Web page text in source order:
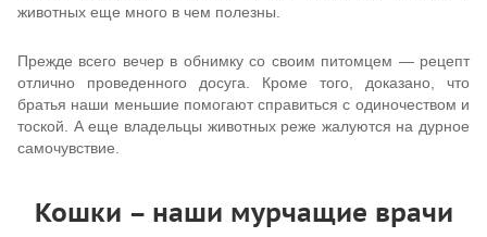
животных еще много в чем полезны.
Прежде всего вечер в обнимку со своим питомцем — рецепт
отлично проведенного досуга. Кроме того, доказано, что
братья наши меньшие помогают справиться с одиночеством и
тоской. А еще владельцы животных реже жалуются на дурное
самочувствие.
Кошки – наши мурчащие врачи